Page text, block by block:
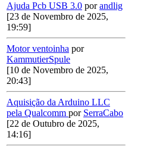
Ajuda Pcb USB 3.0 porandlig
[23 de Novembro de 2025,
19:59]
Motor ventoinha por
KammutierSpule
[10 de Novembro de 2025,
20:43]
Aquisição da Arduino LLC
pela Qualcomm por SerraCabo
[22 de Outubro de 2025,
14:16]